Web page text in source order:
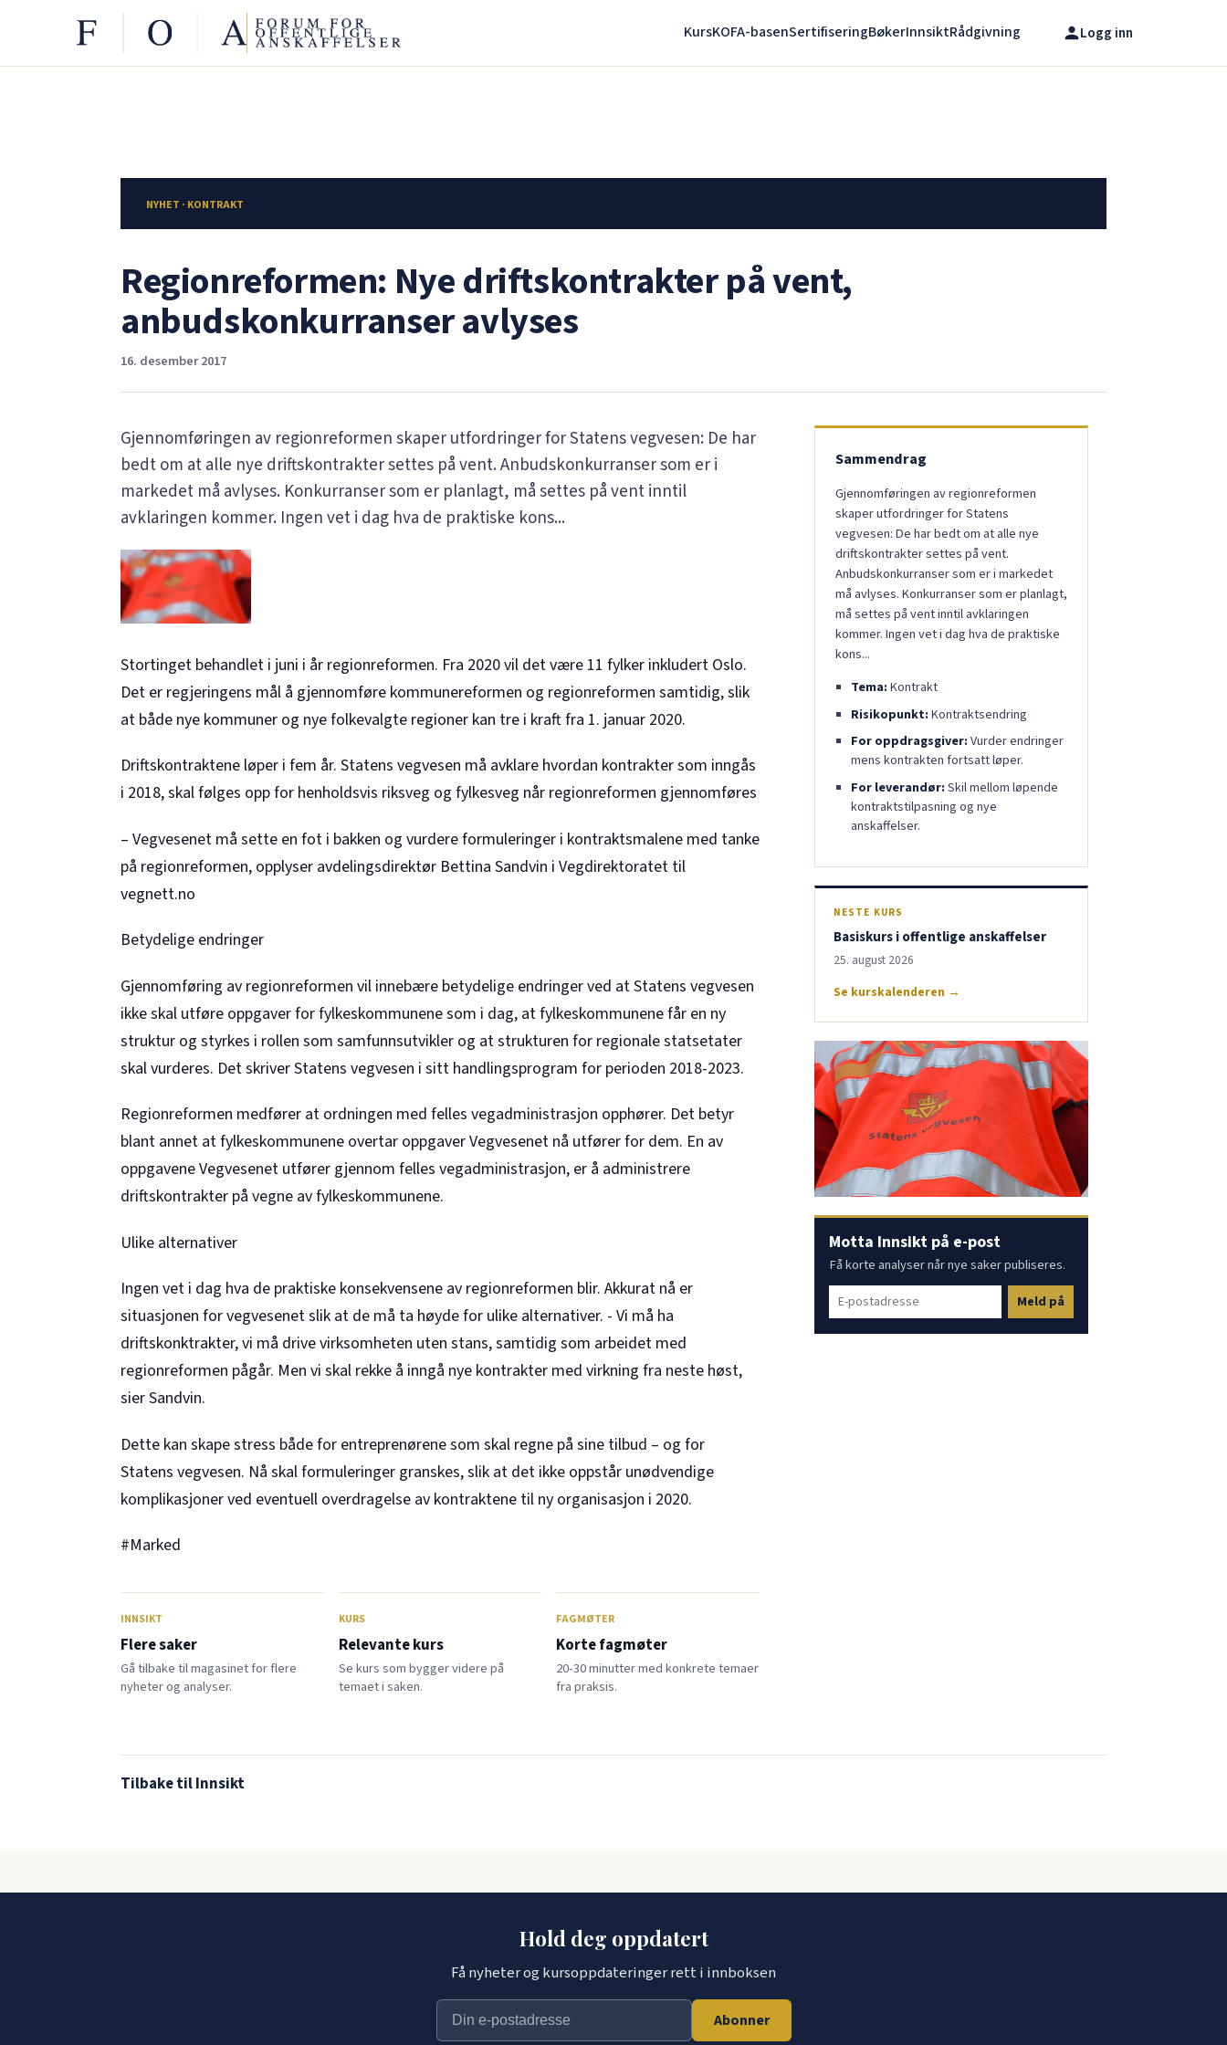
Logg inn
KursKOFA-basenSertifiseringBøkerInnsiktRådgivning
NYHET · KONTRAKT
Regionreformen: Nye driftskontrakter på vent,
anbudskonkurranser avlyses
16. desember 2017
Gjennomføringen av regionreformen skaper utfordringer for Statens vegvesen: De har
bedt om at alle nye driftskontrakter settes på vent. Anbudskonkurranser som er i
markedet må avlyses. Konkurranser som er planlagt, må settes på vent inntil
avklaringen kommer. Ingen vet i dag hva de praktiske kons...
Stortinget behandlet i juni i år regionreformen. Fra 2020 vil det være 11 fylker inkludert Oslo.
Det er regjeringens mål å gjennomføre kommunereformen og regionreformen samtidig, slik
at både nye kommuner og nye folkevalgte regioner kan tre i kraft fra 1. januar 2020.
Driftskontraktene løper i fem år. Statens vegvesen må avklare hvordan kontrakter som inngås
i 2018, skal følges opp for henholdsvis riksveg og fylkesveg når regionreformen gjennomføres
– Vegvesenet må sette en fot i bakken og vurdere formuleringer i kontraktsmalene med tanke
på regionreformen, opplyser avdelingsdirektør Bettina Sandvin i Vegdirektoratet til
vegnett.no
Betydelige endringer
Gjennomføring av regionreformen vil innebære betydelige endringer ved at Statens vegvesen
ikke skal utføre oppgaver for fylkeskommunene som i dag, at fylkeskommunene får en ny
struktur og styrkes i rollen som samfunnsutvikler og at strukturen for regionale statsetater
skal vurderes. Det skriver Statens vegvesen i sitt handlingsprogram for perioden 2018-2023.
Regionreformen medfører at ordningen med felles vegadministrasjon opphører. Det betyr
blant annet at fylkeskommunene overtar oppgaver Vegvesenet nå utfører for dem. En av
oppgavene Vegvesenet utfører gjennom felles vegadministrasjon, er å administrere
driftskontrakter på vegne av fylkeskommunene.
Ulike alternativer
Ingen vet i dag hva de praktiske konsekvensene av regionreformen blir. Akkurat nå er
situasjonen for vegvesenet slik at de må ta høyde for ulike alternativer. - Vi må ha
driftskonktrakter, vi må drive virksomheten uten stans, samtidig som arbeidet med
regionreformen pågår. Men vi skal rekke å inngå nye kontrakter med virkning fra neste høst,
sier Sandvin.
Dette kan skape stress både for entreprenørene som skal regne på sine tilbud – og for
Statens vegvesen. Nå skal formuleringer granskes, slik at det ikke oppstår unødvendige
komplikasjoner ved eventuell overdragelse av kontraktene til ny organisasjon i 2020.
#Marked
INNSIKT
Flere saker
Gå tilbake til magasinet for flere
nyheter og analyser.
KURS
Relevante kurs
Se kurs som bygger videre på
temaet i saken.
FAGMØTER
Korte fagmøter
20-30 minutter med konkrete temaer
fra praksis.
Sammendrag
Gjennomføringen av regionreformen
skaper utfordringer for Statens
vegvesen: De har bedt om at alle nye
driftskontrakter settes på vent.
Anbudskonkurranser som er i markedet
må avlyses. Konkurranser som er planlagt,
må settes på vent inntil avklaringen
kommer. Ingen vet i dag hva de praktiske
kons...
Tema: Kontrakt
Risikopunkt: Kontraktsendring
For oppdragsgiver: Vurder endringer
mens kontrakten fortsatt løper.
For leverandør: Skil mellom løpende
kontraktstilpasning og nye
anskaffelser.
NESTE KURS
Basiskurs i offentlige anskaffelser
25. august 2026
Se kurskalenderen →
Motta Innsikt på e-post
Få korte analyser når nye saker publiseres.
Meld på
Tilbake til Innsikt
Hold deg oppdatert
Få nyheter og kursoppdateringer rett i innboksen
Abonner